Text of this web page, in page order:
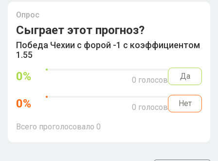
Опрос
Сыграет этот прогноз?
Победа Чехии с форой -1 с коэффициентом
1.55
0% 0 голосов Да
0% 0 голосов Нет
Всего проголосовало 0